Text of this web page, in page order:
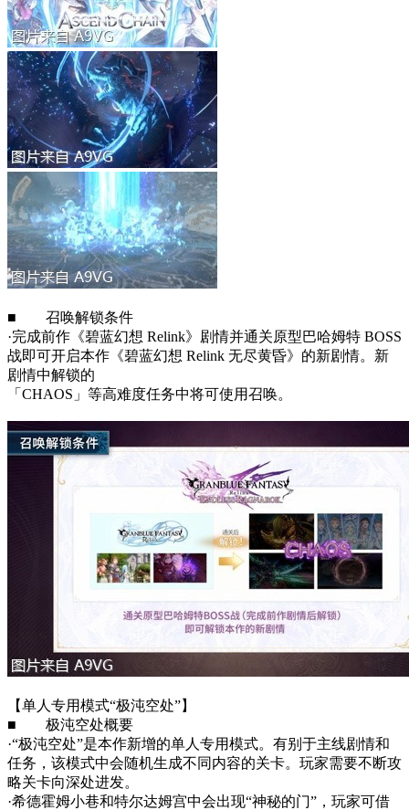
■ 召唤解锁条件
·完成前作《碧蓝幻想 Relink》剧情并通关原型巴哈姆特 BOSS
战即可开启本作《碧蓝幻想 Relink 无尽黄昏》的新剧情。新
剧情中解锁的
「CHAOS」等高难度任务中将可使用召唤。
【单人专用模式“极沌空处”】
■ 极沌空处概要
·“极沌空处”是本作新增的单人专用模式。有别于主线剧情和
任务，该模式中会随机生成不同内容的关卡。玩家需要不断攻
略关卡向深处进发。
·希德霍姆小巷和特尔达姆宫中会出现“神秘的门”，玩家可借